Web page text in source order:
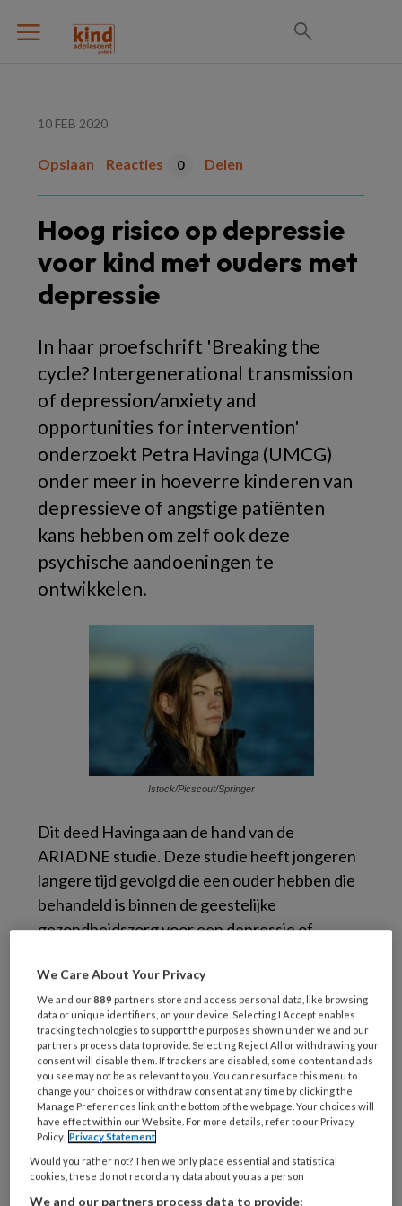
10 FEB 2020
Opslaan Reacties 0 Delen
Hoog risico op depressie
voor kind met ouders met
depressie
In haar proefschrift 'Breaking the
cycle? Intergenerational transmission
of depression/anxiety and
opportunities for intervention'
onderzoekt Petra Havinga (UMCG)
onder meer in hoeverre kinderen van
depressieve of angstige patiënten
kans hebben om zelf ook deze
psychische aandoeningen te
ontwikkelen.
Istock/Picscout/Springer
Dit deed Havinga aan de hand van de
ARIADNE studie. Deze studie heeft jongeren
langere tijd gevolgd die een ouder hebben die
behandeld is binnen de geestelijke
gezondheidszorg voor een depressie of
Hoog risico groepen
Uit het onderzoek blijkt dat deze kinderen een
aanzienlijke kans hebben om zelf ook
soortgelijke problemen te krijgen. Op 20-jarige
leeftijd bleek naar schatting 38 procent van
deze groep kinderen al problemen te hebben,
en op 35-jarige leeftijd was dit opgelopen naar
65 procent. Vaak ontstaan de problemen
We Care About Your Privacy
We and our889 partners store and access personal data, like browsing
data or unique identifiers, on your device. Selecting I Accept enables
tracking technologies to support the purposes shown under we and our
partners process data to provide. Selecting Reject All or withdrawing your
consent will disable them. If trackers are disabled, some content and ads
you see may not be as relevant to you. You can resurface this menu to
change your choices or withdraw consent at any time by clicking the
Manage Preferences link on the bottom of the webpage. Your choices will
have effect within our Website. For more details, refer to our Privacy
Policy. Privacy Statement
Would you rather not? Then we only place essential and statistical
cookies, these do not record any data about you as a person
We and our partners process data to provide: